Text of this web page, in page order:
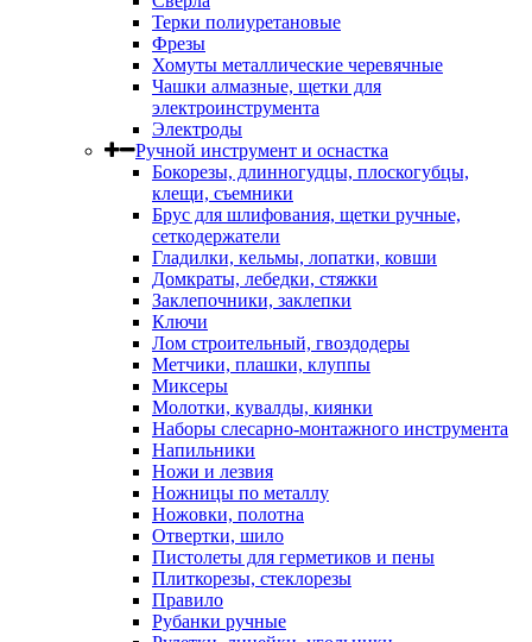
Терки полиуретановые
Фрезы
Хомуты металлические черевячные
Чашки алмазные, щетки для
электроинструмента
Электроды
Ручной инструмент и оснастка
Бокорезы, длинногудцы, плоскогубцы,
клещи, съемники
Брус для шлифования, щетки ручные,
сеткодержатели
Гладилки, кельмы, лопатки, ковши
Домкраты, лебедки, стяжки
Заклепочники, заклепки
Ключи
Лом строительный, гвоздодеры
Метчики, плашки, клуппы
Миксеры
Молотки, кувалды, киянки
Наборы слесарно-монтажного инструмента
Напильники
Ножи и лезвия
Ножницы по металлу
Ножовки, полотна
Отвертки, шило
Пистолеты для герметиков и пены
Плиткорезы, стеклорезы
Правило
Рубанки ручные